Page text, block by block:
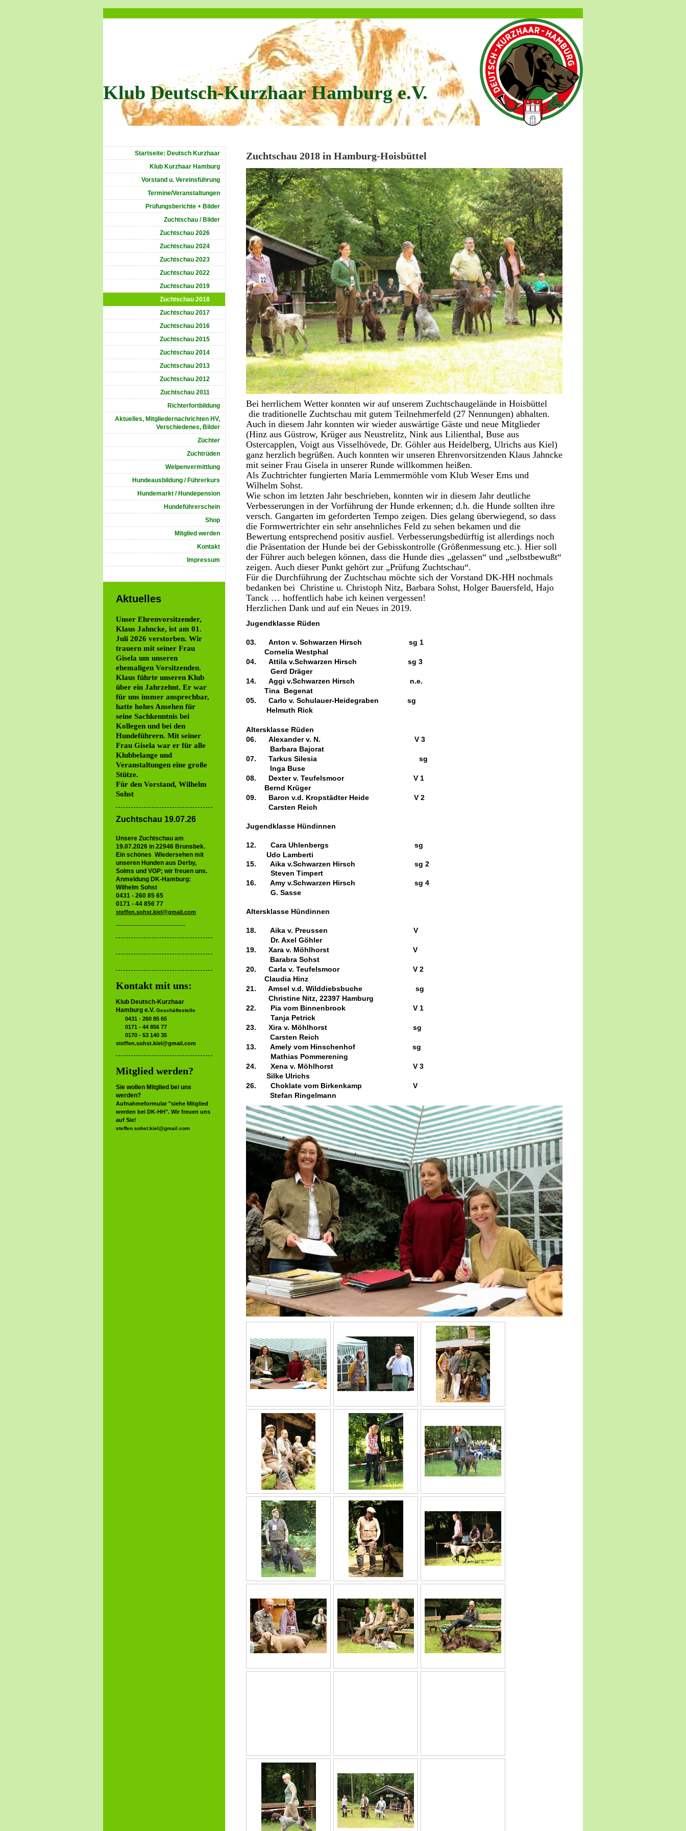
Klub Deutsch-Kurzhaar Hamburg e.V.
Zuchtschau 2018 in Hamburg-Hoisbüttel
Bei herrlichem Wetter konnten wir auf unserem Zuchtschaugelände in Hoisbüttel
die traditionelle Zuchtschau mit gutem Teilnehmerfeld (27 Nennungen) abhalten.
Auch in diesem Jahr konnten wir wieder auswärtige Gäste und neue Mitglieder
(Hinz aus Güstrow, Krüger aus Neustrelitz, Nink aus Lilienthal, Buse aus
Ostercapplen, Voigt aus Visselhövede, Dr. Göhler aus Heidelberg, Ulrichs aus Kiel)
ganz herzlich begrüßen. Auch konnten wir unseren Ehrenvorsitzenden Klaus Jahncke
mit seiner Frau Gisela in unserer Runde willkommen heißen.
Als Zuchtrichter fungierten Maria Lemmermöhle vom Klub Weser Ems und
Wilhelm Sohst.
Wie schon im letzten Jahr beschrieben, konnten wir in diesem Jahr deutliche
Verbesserungen in der Vorführung der Hunde erkennen; d.h. die Hunde sollten ihre
versch. Gangarten im geforderten Tempo zeigen. Dies gelang überwiegend, so dass
die Formwertrichter ein sehr ansehnliches Feld zu sehen bekamen und die
Bewertung entsprechend positiv ausfiel. Verbesserungsbedürftig ist allerdings noch
die Präsentation der Hunde bei der Gebisskontrolle (Größenmessung etc.). Hier soll
der Führer auch belegen können, dass die Hunde dies „gelassen“ und „selbstbewußt“
zeigen. Auch dieser Punkt gehört zur „Prüfung Zuchtschau“.
Für die Durchführung der Zuchtschau möchte sich der Vorstand DK-HH nochmals
bedanken bei Christine u. Christoph Nitz, Barbara Sohst, Holger Bauersfeld, Hajo
Tanck … hoffentlich habe ich keinen vergessen!
Herzlichen Dank und auf ein Neues in 2019.
Jugendklasse Rüden
03. Anton v. Schwarzen Hirsch
sg 1
Cornelia Westphal
04.
Attila v.Schwarzen Hirsch sg 3
Gerd Dräger
14.
Aggi v.Schwarzen Hirsch
n.e.
Tina Begenat
05.
Carlo v. Schulauer-Heidegraben sg
Helmuth Rick
Altersklasse Rüden
06.
Alexander v. N.
V 3
Barbara Bajorat
07.
Tarkus Silesia
sg
Inga Buse
08.
Dexter v. Teufelsmoor
V 1
Bernd Krüger
09. Baron v.d. Kropstädter Heide V 2
Carsten Reich
Jugendklasse Hündinnen
12. Cara Uhlenbergs
sg
Udo Lamberti
15. Aika v.Schwarzen Hirsch sg 2
Steven Timpert
16. Amy v.Schwarzen Hirsch sg 4
G. Sasse
Altersklasse Hündinnen
18. Aika v. Preussen V
Dr. Axel Göhler
19. Xara v. Möhlhorst V
Barabra Sohst
20.
Carla v. Teufelsmoor
V 2
Claudia Hinz
21. Amsel v.d. Wilddiebsbuche sg
Christine Nitz, 22397 Hamburg
22. Pia vom Binnenbrook V 1
Tanja Petrick
23. Xira v. Möhlhorst sg
Carsten Reich
13. Amely vom Hinschenhof sg
Mathias Pommerening
24. Xena v. Möhlhorst
V 3
Silke Ulrichs
26. Choklate vom Birkenkamp
V
Stefan Ringelmann
Startseite: Deutsch Kurzhaar
Klub Kurzhaar Hamburg
Vorstand u. Vereinsführung
Termine/Veranstaltungen
Prüfungsberichte + Bilder
Zuchtschau / Bilder
Zuchtschau 2026
Zuchtschau 2024
Zuchtschau 2023
Zuchtschau 2022
Zuchtschau 2019
Zuchtschau 2018
Zuchtschau 2017
Zuchtschau 2016
Zuchtschau 2015
Zuchtschau 2014
Zuchtschau 2013
Zuchtschau 2012
Zuchtschau 2011
Richterfortbildung
Aktuelles, Mitgliedernachrichten HV,
Verschiedenes, Bilder
Züchter
Zuchtrüden
Welpenvermittlung
Hundeausbildung / Führerkurs
Hundemarkt / Hundepension
Hundeführerschein
Shop
Mitglied werden
Kontakt
Impressum
Aktuelles
Unser Ehrenvorsitzender,
Klaus Jahncke, ist am 01.
Juli 2026 verstorben. Wir
trauern mit seiner Frau
Gisela um unseren
ehemaligen Vorsitzenden.
Klaus führte unseren Klub
über ein Jahrzehnt. Er war
für uns immer ansprechbar,
hatte hohes Ansehen für
seine Sachkenntnis bei
Kollegen und bei den
Hundeführern. Mit seiner
Frau Gisela war er für alle
Klubbelange und
Veranstaltungen eine große
Stütze.
Für den Vorstand, Wilhelm
Sohst
Zuchtschau 19.07.26
Unsere Zuchtschau am
19.07.2026 in 22946 Brunsbek.
Ein schönes Wiedersehen mit
unseren Hunden aus Derby,
Solms und VGP; wir freuen uns.
Anmeldung DK-Hamburg:
Wilhelm Sohst
0431 - 260 85 65
0171 - 44 856 77
steffen.sohst.kiel@gmail.com
----------------------------------
Kontakt mit uns:
Klub Deutsch-Kurzhaar
Hamburg e.V. Geschäftsstelle
0431 - 260 85 65
0171 - 44 856 77
0170 - 53 140 35
steffen.sohst.kiel@gmail.com
Mitglied werden?
Sie wollen Mitglied bei uns
werden?
Aufnahmeformular "siehe Mitglied
werden bei DK-HH". Wir freuen uns
auf Sie!
steffen.sohst.kiel@gmail.com